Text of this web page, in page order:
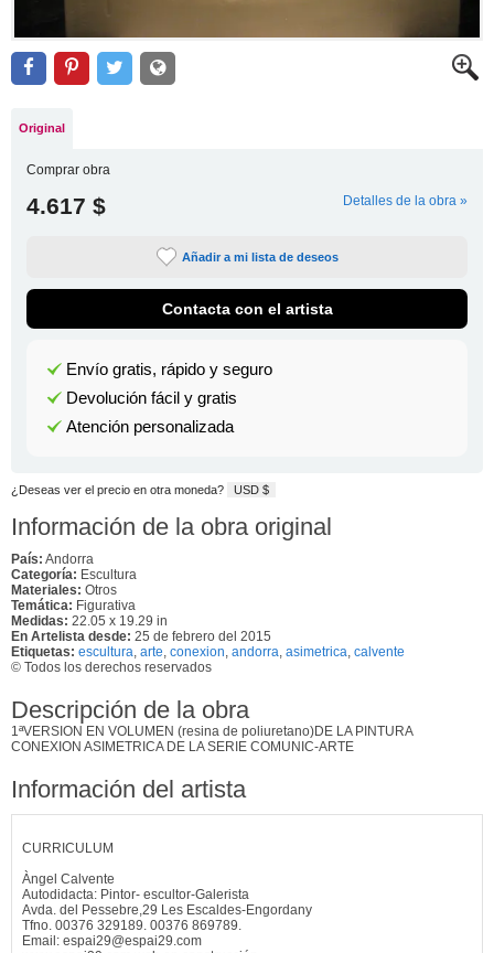
Original
Comprar obra
4.617 $ Detalles de la obra »
Añadir a mi lista de deseos
Contacta con el artista
Envío gratis, rápido y seguro
Devolución fácil y gratis
Atención personalizada
¿Deseas ver el precio en otra moneda? USD $
Información de la obra original
País: Andorra
Categoría: Escultura
Materiales: Otros
Temática: Figurativa
Medidas: 22.05 x 19.29 in
En Artelista desde: 25 de febrero del 2015
Etiquetas: escultura arte conexion andorra asimetrica calvente
© Todos los derechos reservados
Descripción de la obra
1ªVERSION EN VOLUMEN (resina de poliuretano)DE LA PINTURA
CONEXION ASIMETRICA DE LA SERIE COMUNIC-ARTE
Información del artista
CURRICULUM
Àngel Calvente
Autodidacta: Pintor- escultor-Galerista
Avda. del Pessebre,29 Les Escaldes-Engordany
Tfno. 00376 329189. 00376 869789.
Email: espai29@espai29.com